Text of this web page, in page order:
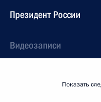
Президент России
Видеозаписи
Показать